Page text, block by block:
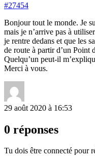
#27454
Bonjour tout le monde. Je
mais je n’arrive pas à
je rentre dedans et que les
de route à partir d’un Point
Quelqu’un peut-il
Merci à vous.
29 août 2020 à 16:53
0 réponses
Tu dois être connecté pour